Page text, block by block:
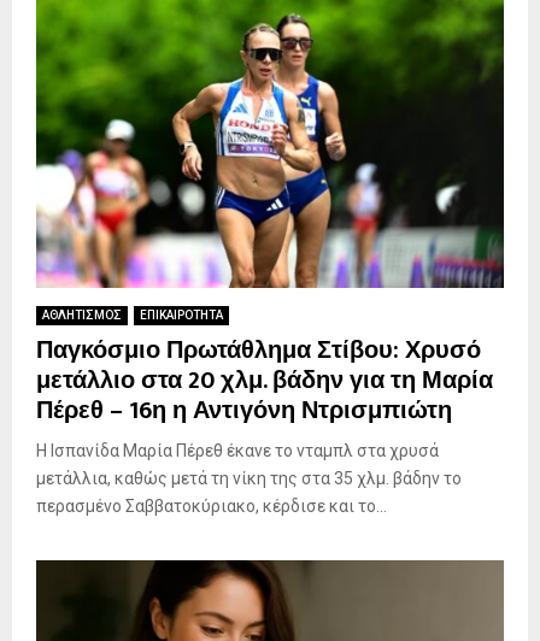
ΑΘΛΗΤΙΣΜΟΣ ΕΠΙΚΑΙΡΟΤΗΤΑ
Παγκόσμιο Πρωτάθλημα Στίβου: Χρυσό
μετάλλιο στα 20 χλμ. βάδην για τη Μαρία
Πέρεθ – 16η η Αντιγόνη Ντρισμπιώτη
Η Ισπανίδα Μαρία Πέρεθ έκανε το νταμπλ στα χρυσά
μετάλλια, καθώς μετά τη νίκη της στα 35 χλμ. βάδην το
περασμένο Σαββατοκύριακο, κέρδισε και το...